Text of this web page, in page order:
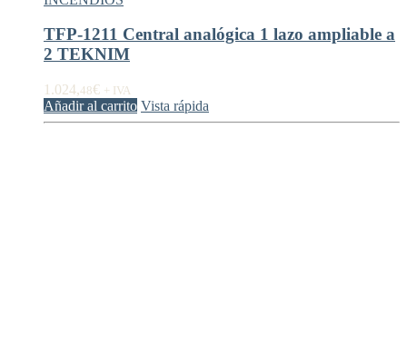
TFP-1211 Central analógica 1 lazo ampliable a
2 TEKNIM
1.024,48€ + IVA
Añadir al carrito Vista rápida